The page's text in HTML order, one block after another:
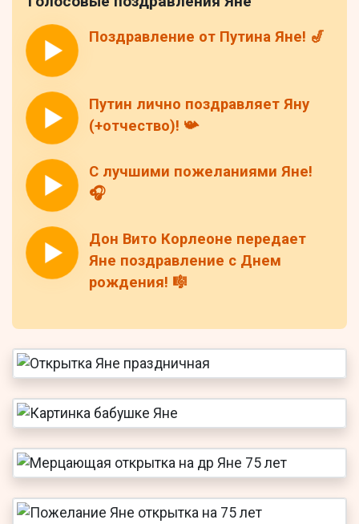
Поздравление от Путина Яне! 🎷
Путин лично поздравляет Яну
(+отчество)! 📯
С лучшими пожеланиями Яне!
🎧
Дон Вито Корлеоне передает
Яне поздравление с Днем
рождения! 🎼